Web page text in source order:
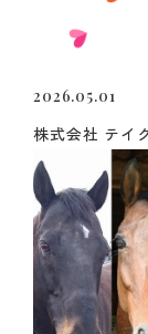
2026.05.01
株式会社 テイ